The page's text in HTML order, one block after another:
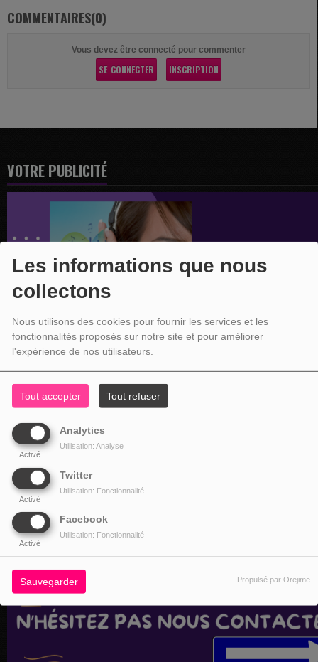
Les informations que nous
collectons
Nous utilisons des cookies pour fournir les services et les
fonctionnalités proposés sur notre site et pour améliorer
l'expérience de nos utilisateurs.
Tout accepter Tout refuser
Analytics
Activé
Utilisation: Analyse
Twitter
Activé
Utilisation: Fonctionnalité
Facebook
Activé
Utilisation: Fonctionnalité
Sauvegarder Propulsé par Orejime
COMMENTAIRES(0)
Vous devez être connecté pour commenter
SE CONNECTER INSCRIPTION
VOTRE PUBLICITÉ